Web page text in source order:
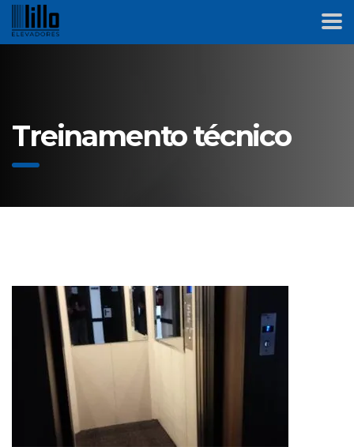
Treinamento técnico